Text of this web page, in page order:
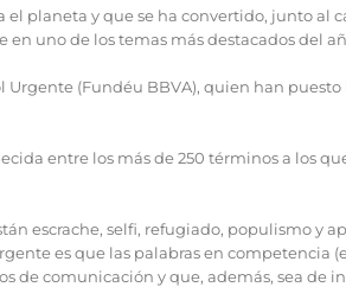
planeta y que se ha convertido, junto
uno de los temas más destacados del
(Fundéu BBVA), quien han
entre los más de 250 términos a los
escrache, selfi, refugiado, populismo y
es que las palabras en competencia
de comunicación y que, además, sea de